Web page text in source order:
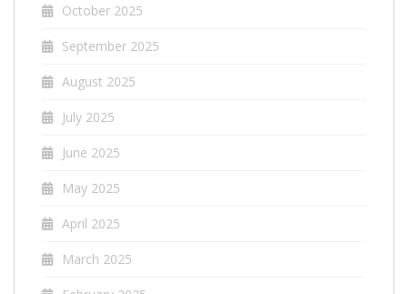
October 2025
September 2025
August 2025
July 2025
June 2025
May 2025
April 2025
March 2025